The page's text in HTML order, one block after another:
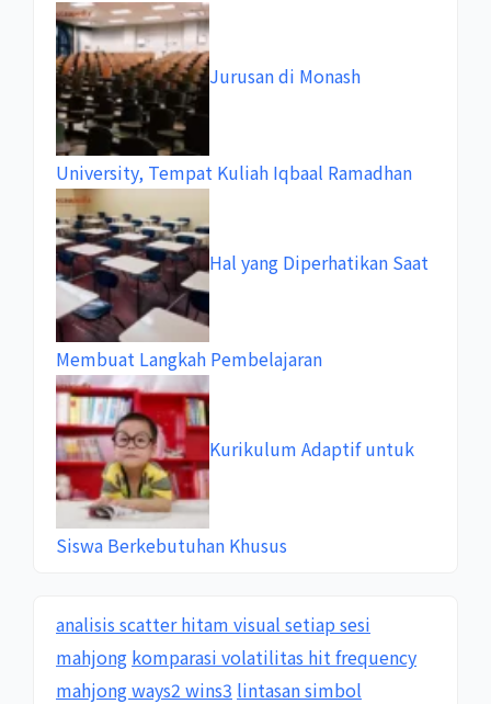
Jurusan di Monash
University, Tempat Kuliah Iqbaal Ramadhan
Hal yang Diperhatikan Saat
Membuat Langkah Pembelajaran
Kurikulum Adaptif untuk
Siswa Berkebutuhan Khusus
analisis scatter hitam visual setiap sesi
mahjong komparasi volatilitas hit frequency
mahjong ways2 wins3 lintasan simbol